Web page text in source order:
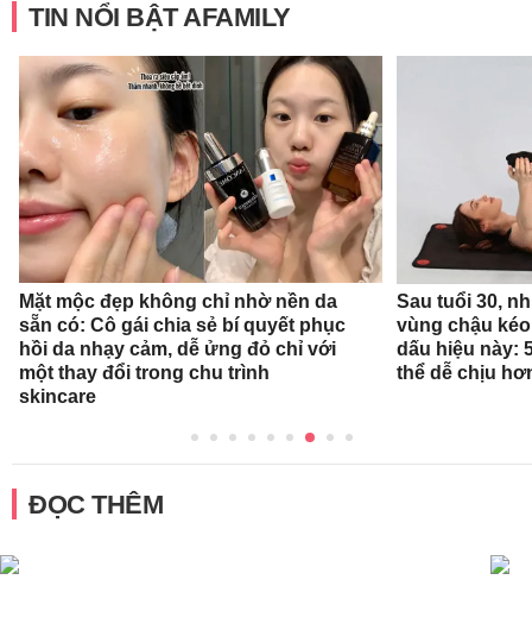
TIN NỔI BẬT AFAMILY
Mặt mộc đẹp không chỉ nhờ nền da
sẵn có: Cô gái chia sẻ bí quyết phục
hồi da nhạy cảm, dễ ửng đỏ chỉ với
một thay đổi trong chu trình
skincare
Sau tuổi 30,
vùng chậu
dấu hiệu này:
thể dễ chịu
ĐỌC THÊM